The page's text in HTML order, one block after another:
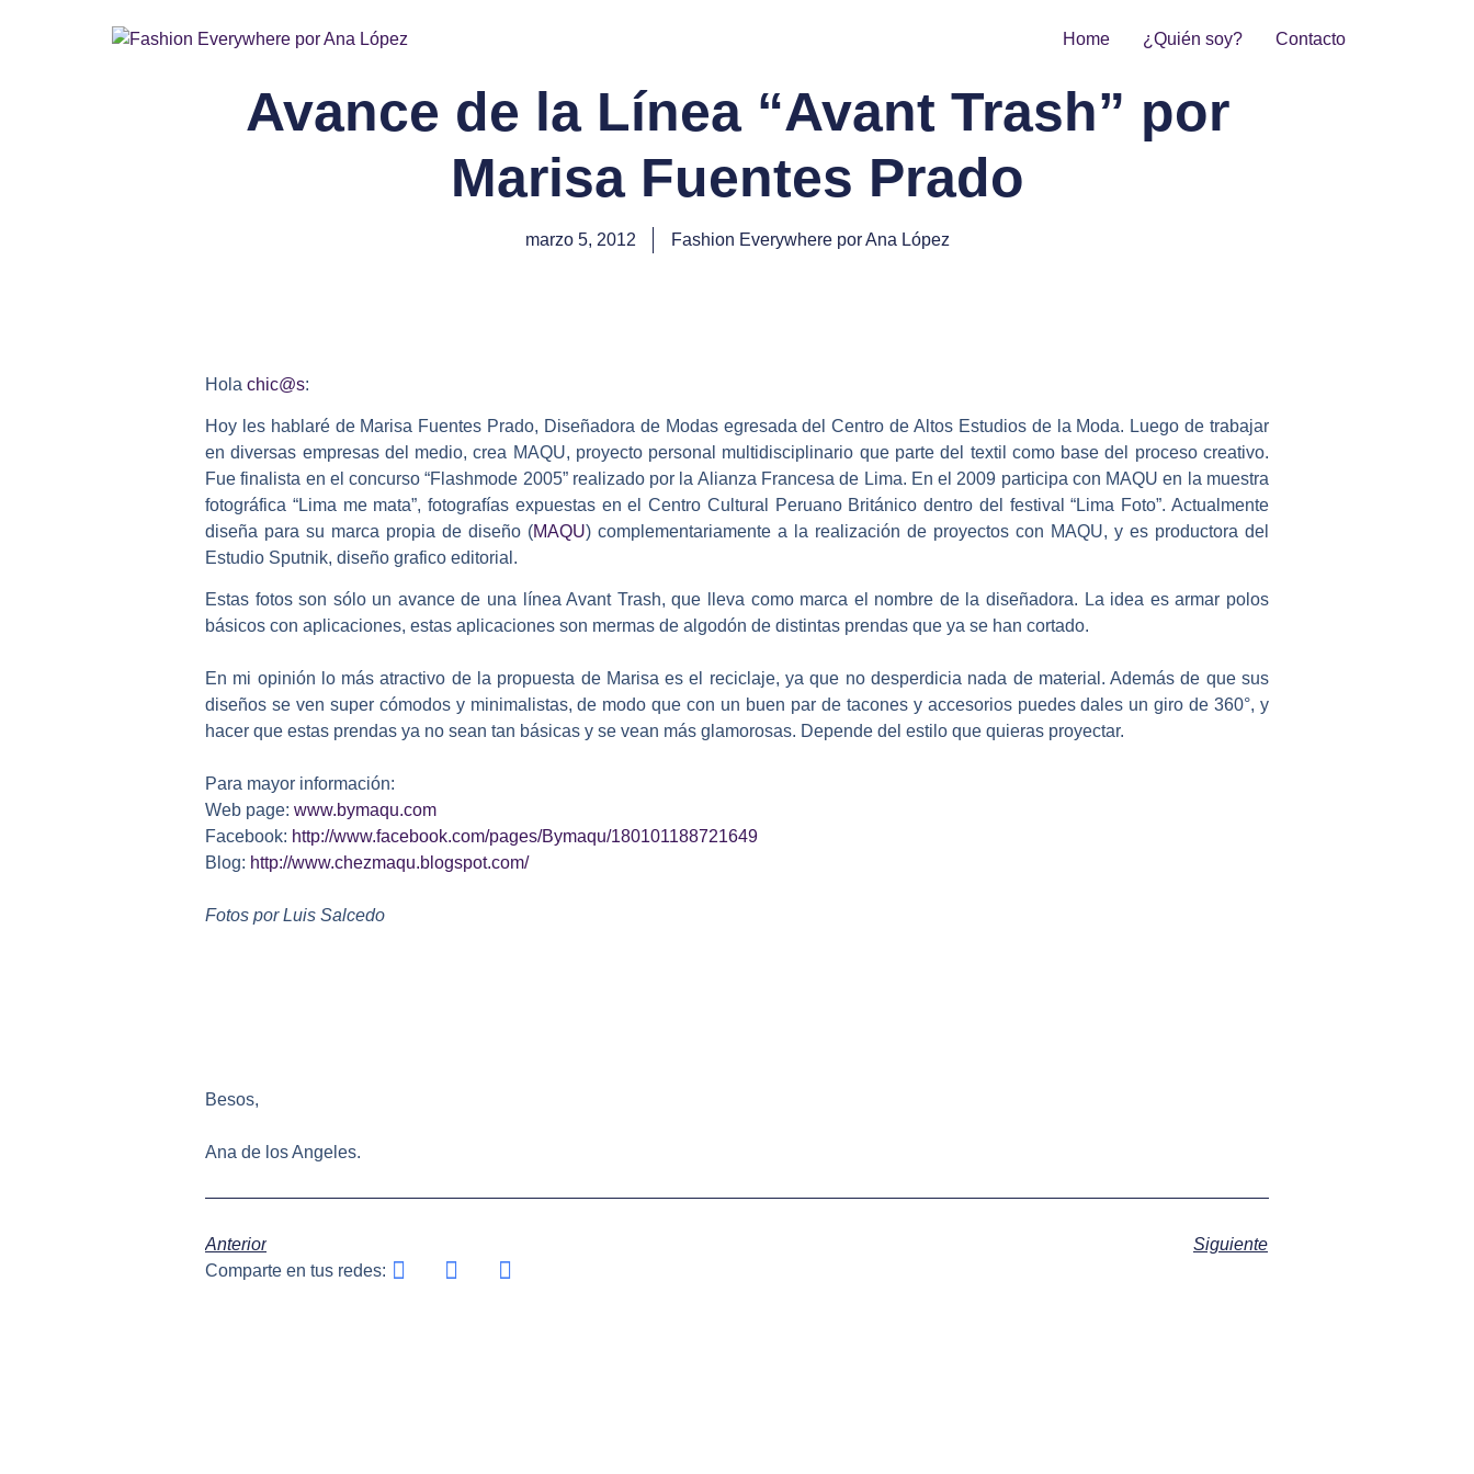
Home ¿Quién soy? Contacto
Avance de la Línea “Avant Trash” por
Marisa Fuentes Prado
marzo 5, 2012 Fashion Everywhere por Ana López
Hola chic@s:
Hoy les hablaré de Marisa Fuentes Prado, Diseñadora de Modas egresada del Centro de Altos Estudios de la Moda. Luego de trabajar
en diversas empresas del medio, crea MAQU, proyecto personal multidisciplinario que parte del textil como base del proceso creativo.
Fue finalista en el concurso “Flashmode 2005” realizado por la Alianza Francesa de Lima. En el 2009 participa con MAQU en la muestra
fotográfica “Lima me mata”, fotografías expuestas en el Centro Cultural Peruano Británico dentro del festival “Lima Foto”. Actualmente
diseña para su marca propia de diseño (MAQU) complementariamente a la realización de proyectos con MAQU, y es productora del
Estudio Sputnik, diseño grafico editorial.
Estas fotos son sólo un avance de una línea Avant Trash, que lleva como marca el nombre de la diseñadora. La idea es armar polos
básicos con aplicaciones, estas aplicaciones son mermas de algodón de distintas prendas que ya se han cortado.
En mi opinión lo más atractivo de la propuesta de Marisa es el reciclaje, ya que no desperdicia nada de material. Además de que sus
diseños se ven super cómodos y minimalistas, de modo que con un buen par de tacones y accesorios puedes dales un giro de 360°, y
hacer que estas prendas ya no sean tan básicas y se vean más glamorosas. Depende del estilo que quieras proyectar.
Para mayor información:
Web page: www.bymaqu.com
Facebook: http://www.facebook.com/pages/Bymaqu/180101188721649
Blog: http://www.chezmaqu.blogspot.com/
Fotos por Luis Salcedo
Besos,
Ana de los Angeles.
Anterior
Siguiente
Comparte en tus redes: